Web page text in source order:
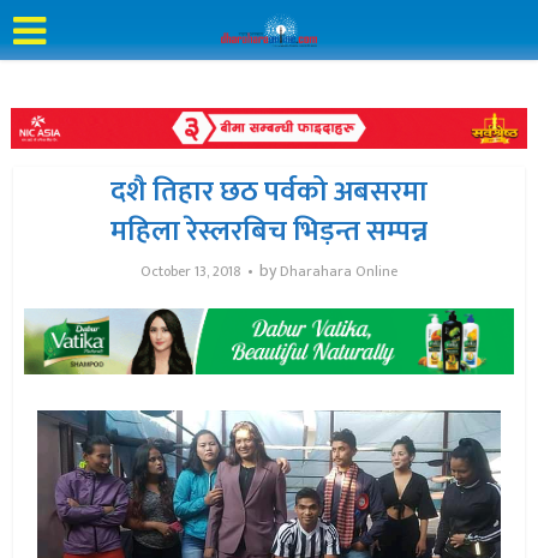
दशै तिहार छठ पर्वको अबसरमा
महिला रेस्लरबिच भिड़न्त सम्पन्न
October 13, 2018 by Dharahara Online